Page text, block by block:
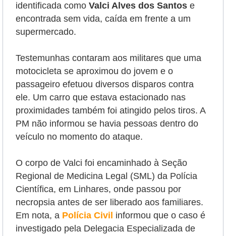
identificada como Valci Alves dos Santos e
encontrada sem vida, caída em frente a um
supermercado.
Testemunhas contaram aos militares que uma
motocicleta se aproximou do jovem e o
passageiro efetuou diversos disparos contra
ele. Um carro que estava estacionado nas
proximidades também foi atingido pelos tiros. A
PM não informou se havia pessoas dentro do
veículo no momento do ataque.
O corpo de Valci foi encaminhado à Seção
Regional de Medicina Legal (SML) da Polícia
Científica, em Linhares, onde passou por
necropsia antes de ser liberado aos familiares.
Em nota, a Polícia Civil informou que o caso é
investigado pela Delegacia Especializada de